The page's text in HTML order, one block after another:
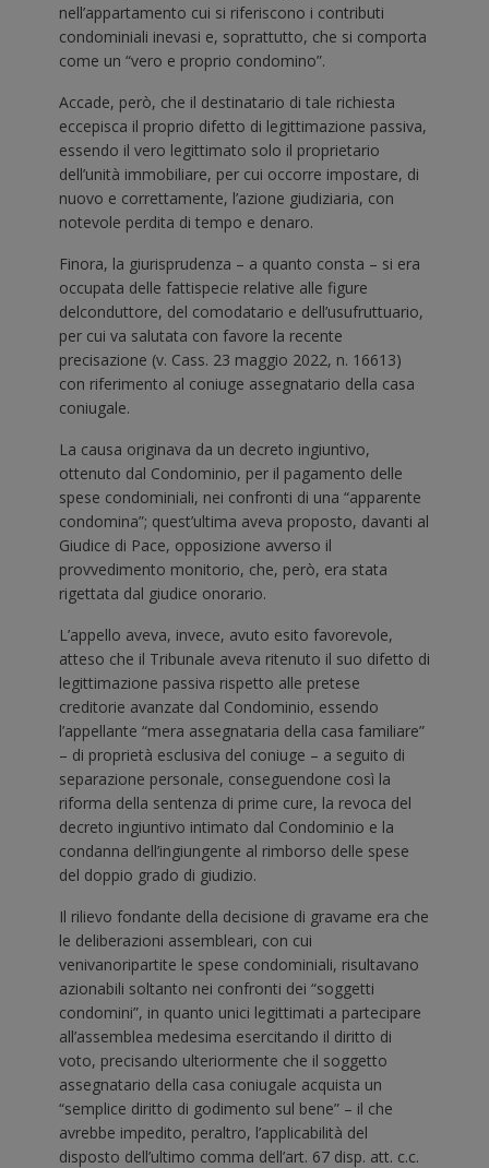
nell’appartamento cui si riferiscono i contributi
condominiali inevasi e, soprattutto, che si comporta
come un “vero e proprio condomino”.
Accade, però, che il destinatario di tale richiesta
eccepisca il proprio difetto di legittimazione passiva,
essendo il vero legittimato solo il proprietario
dell’unità immobiliare, per cui occorre impostare, di
nuovo e correttamente, l’azione giudiziaria, con
notevole perdita di tempo e denaro.
Finora, la giurisprudenza – a quanto consta – si era
occupata delle fattispecie relative alle figure
delconduttore, del comodatario e dell’usufruttuario,
per cui va salutata con favore la recente
precisazione (v. Cass. 23 maggio 2022, n. 16613)
con riferimento al coniuge assegnatario della casa
coniugale.
La causa originava da un decreto ingiuntivo,
ottenuto dal Condominio, per il pagamento delle
spese condominiali, nei confronti di una “apparente
condomina”; quest’ultima aveva proposto, davanti al
Giudice di Pace, opposizione avverso il
provvedimento monitorio, che, però, era stata
rigettata dal giudice onorario.
L’appello aveva, invece, avuto esito favorevole,
atteso che il Tribunale aveva ritenuto il suo difetto di
legittimazione passiva rispetto alle pretese
creditorie avanzate dal Condominio, essendo
l’appellante “mera assegnataria della casa familiare”
– di proprietà esclusiva del coniuge – a seguito di
separazione personale, conseguendone così la
riforma della sentenza di prime cure, la revoca del
decreto ingiuntivo intimato dal Condominio e la
condanna dell’ingiungente al rimborso delle spese
del doppio grado di giudizio.
Il rilievo fondante della decisione di gravame era che
le deliberazioni assembleari, con cui
venivanoripartite le spese condominiali, risultavano
azionabili soltanto nei confronti dei “soggetti
condomini”, in quanto unici legittimati a partecipare
all’assemblea medesima esercitando il diritto di
voto, precisando ulteriormente che il soggetto
assegnatario della casa coniugale acquista un
“semplice diritto di godimento sul bene” – il che
avrebbe impedito, peraltro, l’applicabilità del
disposto dell’ultimo comma dell’art. 67 disp. att. c.c.